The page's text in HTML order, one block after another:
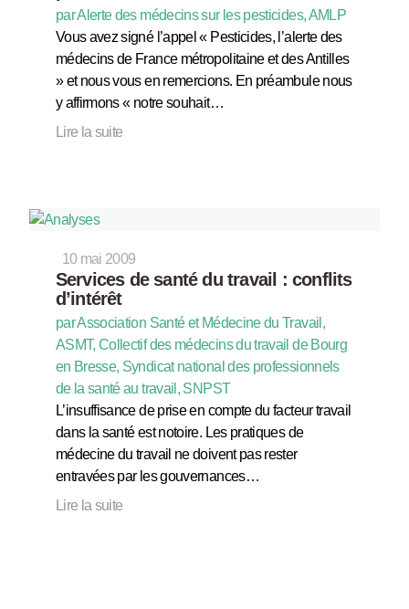
par Alerte des médecins sur les pesticides, AMLP
Vous avez signé l’appel « Pesticides, l’alerte des
médecins de France métropolitaine et des Antilles
» et nous vous en remercions. En préambule nous
y affirmons « notre souhait…
Lire la suite
10 mai 2009
Services de santé du travail : conflits
d’intérêt
par Association Santé et Médecine du Travail,
ASMT, Collectif des médecins du travail de Bourg
en Bresse, Syndicat national des professionnels
de la santé au travail, SNPST
L’insuffisance de prise en compte du facteur travail
dans la santé est notoire. Les pratiques de
médecine du travail ne doivent pas rester
entravées par les gouvernances…
Lire la suite